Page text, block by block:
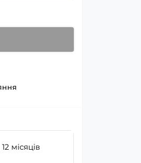
місяців